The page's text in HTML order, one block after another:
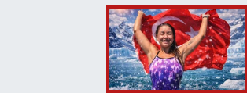
Wushu Kungfu